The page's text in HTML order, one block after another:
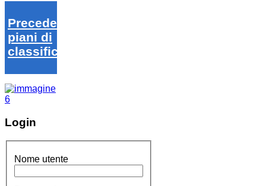
Precedenti
piani di
classifica
Login
Nome utente